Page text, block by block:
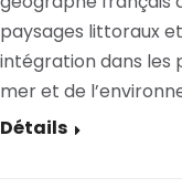
paysages littoraux
intégration dans les
mer et de
Détails